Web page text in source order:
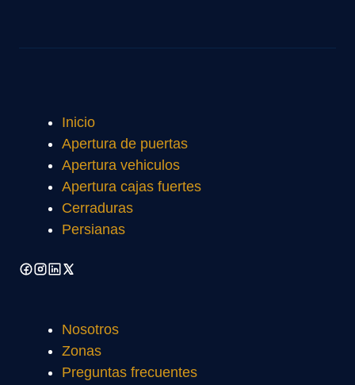
Inicio
Apertura de puertas
Apertura vehiculos
Apertura cajas fuertes
Cerraduras
Persianas
Nosotros
Zonas
Preguntas frecuentes